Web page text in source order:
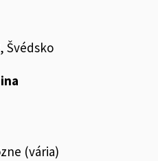
Švédsko
(vária)